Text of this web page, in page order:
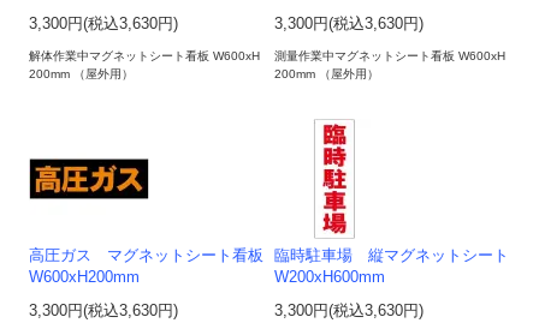
3,300円(税込3,630円)
解体作業中マグネットシート看板 W600xH
200mm （屋外用）
3,300円(税込3,630円)
測量作業中マグネットシート看板 W600xH
200mm （屋外用）
高圧ガス マグネットシート看板
W600xH200mm
3,300円(税込3,630円)
臨時駐車場 縦マグネットシート
W200xH600mm
3,300円(税込3,630円)